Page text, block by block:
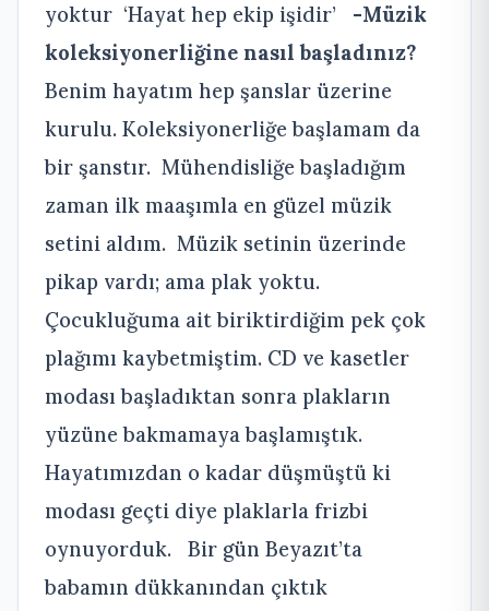
yoktur ‘Hayat hep ekip işidir’ -Müzik
koleksiyonerliğine nasıl başladınız?
Benim hayatım hep şanslar üzerine
kurulu. Koleksiyonerliğe başlamam da
bir şanstır. Mühendisliğe başladığım
zaman ilk maaşımla en güzel müzik
setini aldım. Müzik setinin üzerinde
pikap vardı; ama plak yoktu.
Çocukluğuma ait biriktirdiğim pek çok
plağımı kaybetmiştim. CD ve kasetler
modası başladıktan sonra plakların
yüzüne bakmamaya başlamıştık.
Hayatımızdan o kadar düşmüştü ki
modası geçti diye plaklarla frizbi
oynuyorduk. Bir gün Beyazıt’ta
babamın dükkanından çıktık